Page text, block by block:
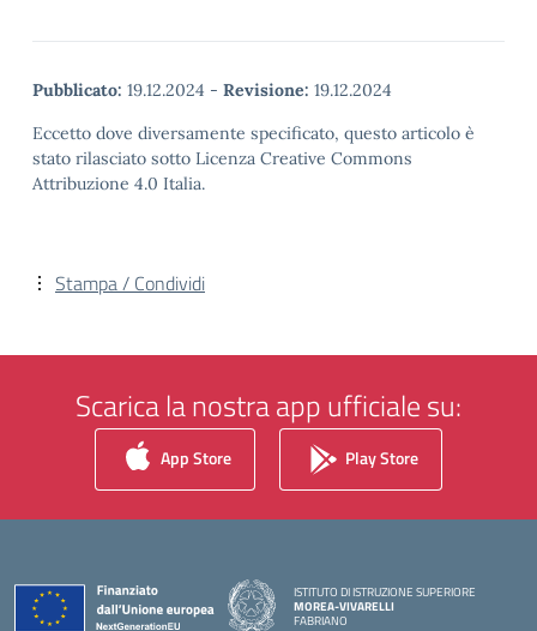
Pubblicato: 19.12.2024 - Revisione: 19.12.2024
Eccetto dove diversamente specificato, questo articolo è
stato rilasciato sotto Licenza Creative Commons
Attribuzione 4.0 Italia.
Stampa / Condividi
Scarica la nostra app ufficiale su:
App Store Play Store
ISTITUTO DI ISTRUZIONE SUPERIORE
MOREA-VIVARELLI
FABRIANO